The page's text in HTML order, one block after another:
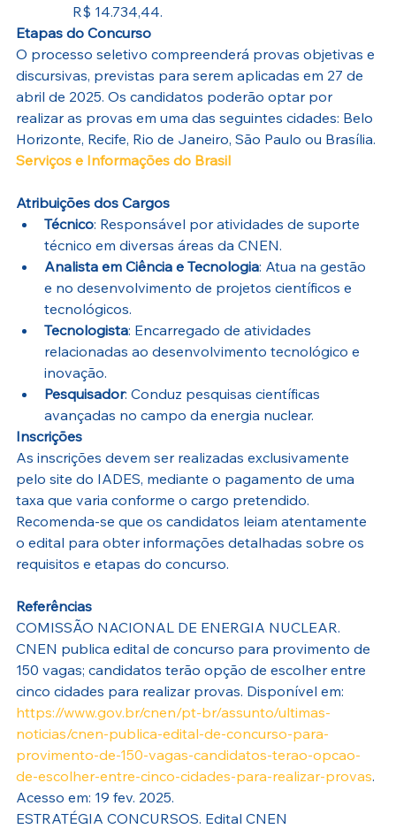
R$ 14.734,44.
Etapas do Concurso
O processo seletivo compreenderá provas objetivas e
discursivas, previstas para serem aplicadas em 27 de
abril de 2025. Os candidatos poderão optar por
realizar as provas em uma das seguintes cidades: Belo
Horizonte, Recife, Rio de Janeiro, São Paulo ou Brasília.
Serviços e Informações do Brasil
Atribuições dos Cargos
Técnico: Responsável por atividades de suporte
técnico em diversas áreas da CNEN.
Analista em Ciência e Tecnologia: Atua na gestão
e no desenvolvimento de projetos científicos e
tecnológicos.
Tecnologista: Encarregado de atividades
relacionadas ao desenvolvimento tecnológico e
inovação.
Pesquisador: Conduz pesquisas científicas
avançadas no campo da energia nuclear.
Inscrições
As inscrições devem ser realizadas exclusivamente
pelo site do IADES, mediante o pagamento de uma
taxa que varia conforme o cargo pretendido.
Recomenda-se que os candidatos leiam atentamente
o edital para obter informações detalhadas sobre os
requisitos e etapas do concurso.
Referências
COMISSÃO NACIONAL DE ENERGIA NUCLEAR.
CNEN publica edital de concurso para provimento de
150 vagas; candidatos terão opção de escolher entre
cinco cidades para realizar provas. Disponível em:
https://www.gov.br/cnen/pt-br/assunto/ultimas-
noticias/cnen-publica-edital-de-concurso-para-
provimento-de-150-vagas-candidatos-terao-opcao-
de-escolher-entre-cinco-cidades-para-realizar-provas.
Acesso em: 19 fev. 2025.
ESTRATÉGIA CONCURSOS. Edital CNEN